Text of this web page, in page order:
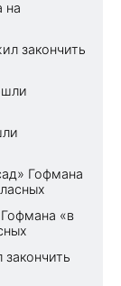
на
закончить
Гофмана
«в